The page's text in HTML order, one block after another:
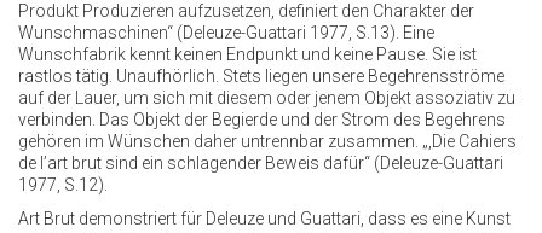
Produkt Produzieren aufzusetzen, definiert den Charakter der
Wunschmaschinen“ (Deleuze-Guattari 1977, S.13). Eine
Wunschfabrik kennt keinen Endpunkt und keine Pause. Sie ist
rastlos tätig. Unaufhörlich. Stets liegen unsere Begehrensströme
auf der Lauer, um sich mit diesem oder jenem Objekt assoziativ zu
verbinden. Das Objekt der Begierde und der Strom des Begehrens
gehören im Wünschen daher untrennbar zusammen. „,Die Cahiers
de l’art brut sind ein schlagender Beweis dafür“ (Deleuze-Guattari
1977, S.12).
Art Brut demonstriert für Deleuze und Guattari, dass es eine Kunst